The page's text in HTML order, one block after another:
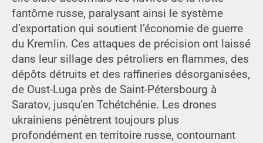
fantôme russe, paralysant ainsi le système
d’exportation qui soutient l’économie de guerre
du Kremlin. Ces attaques de précision ont laissé
dans leur sillage des pétroliers en flammes, des
dépôts détruits et des raffineries désorganisées,
de Oust-Luga près de Saint-Pétersbourg à
Saratov, jusqu’en Tchétchénie. Les drones
ukrainiens pénètrent toujours plus
profondément en territoire russe, contournant